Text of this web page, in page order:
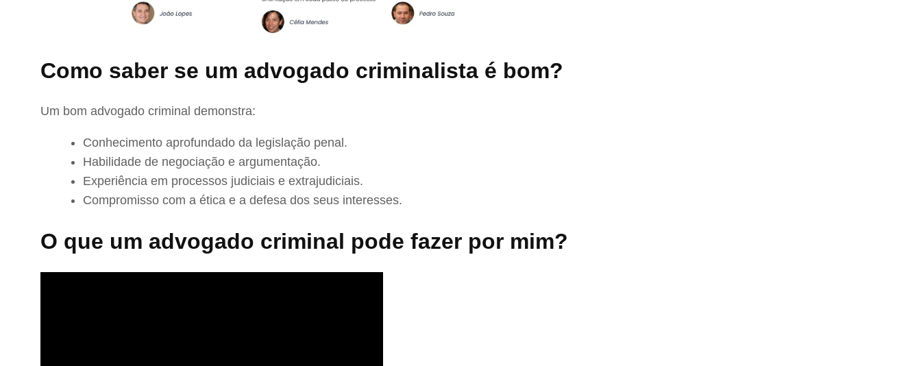
Como saber se um advogado criminalista é bom?
Um bom advogado criminal demonstra:
Conhecimento aprofundado da legislação penal.
Habilidade de negociação e argumentação.
Experiência em processos judiciais e extrajudiciais.
Compromisso com a ética e a defesa dos seus interesses.
O que um advogado criminal pode fazer por mim?